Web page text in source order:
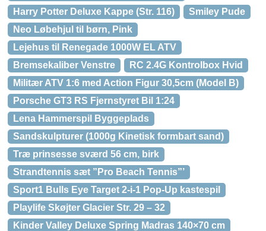
Harry Potter Deluxe Kappe (Str. 116)
Smiley Pude
Neo Løbehjul til børn, Pink
Lejehus til Renegade 1000W EL ATV
Bremsekaliber Venstre
RC 2.4G Kontrolbox Hvid
Militær ATV 1:6 med Action Figur 30,5cm (Model B)
Porsche GT3 RS Fjernstyret Bil 1:24
Lena Hammerspil Byggeplads
Sandskulpturer (1000g Kinetisk formbart sand)
Træ prinsesse sværd 56 cm, birk
Strandtennis sæt ”Pro Beach Tennis”’
Sport1 Bulls Eye Target 2-i-1 Pop-Up kastespil
Playlife Skøjter Glacier Str. 29 – 32
Kinder Valley Deluxe Spring Madras 140×70 cm